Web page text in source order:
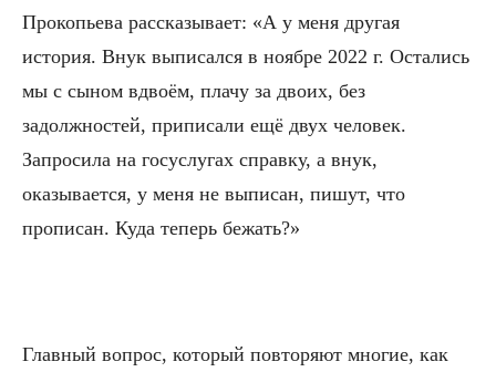
Прокопьева рассказывает: «А у меня другая
история. Внук выписался в ноябре 2022 г. Остались
мы с сыном вдвоём, плачу за двоих, без
задолжностей, приписали ещё двух человек.
Запросила на госуслугах справку, а внук,
оказывается, у меня не выписан, пишут, что
прописан. Куда теперь бежать?»
Главный вопрос, который повторяют многие, как